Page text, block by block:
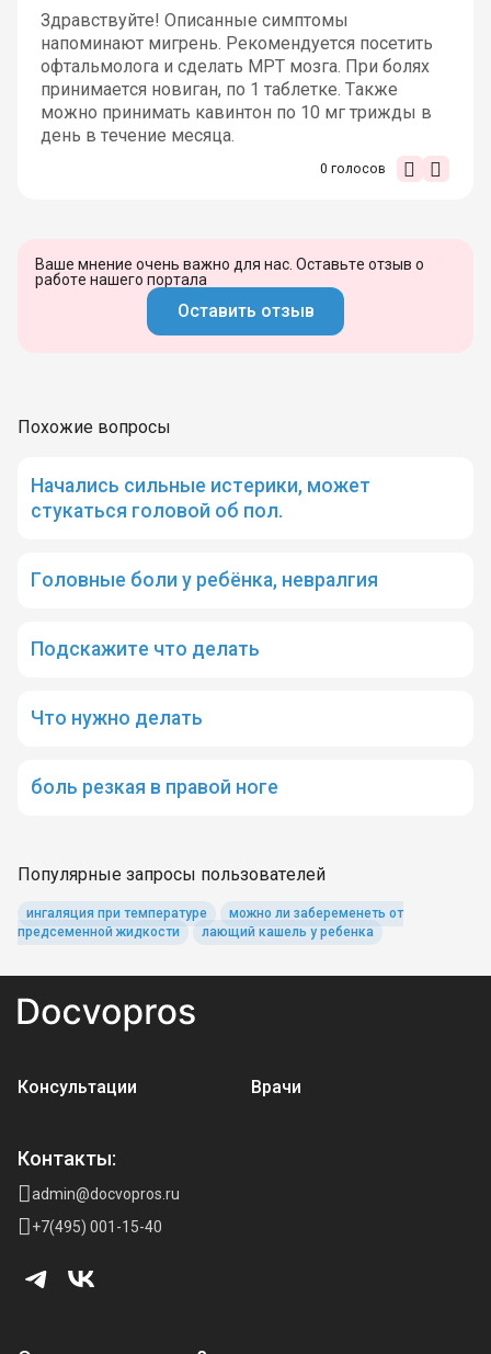
Здравствуйте! Описанные симптомы
напоминают мигрень. Рекомендуется посетить
офтальмолога и сделать МРТ мозга. При болях
принимается новиган, по 1 таблетке. Также
можно принимать кавинтон по 10 мг трижды в
день в течение месяца.
0 голосов
Ваше мнение очень важно для нас. Оставьте отзыв о
работе нашего портала
Оставить отзыв
Похожие вопросы
Начались сильные истерики, может
стукаться головой об пол.
Головные боли у ребёнка, невралгия
Подскажите что делать
Что нужно делать
боль резкая в правой ноге
Популярные запросы пользователей
ингаляция при температуре
можно ли забеременеть от
предсеменной жидкости
лающий кашель у ребенка
Консультации Врачи
Контакты:
admin@docvopros.ru
+7(495) 001-15-40